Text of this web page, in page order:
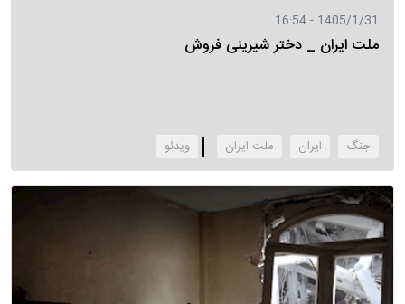
1405/1/31 - 16:54
ملت ایران _ دختر شیرینی فروش
جنگ ایران ملت ایران ‌ویدئو